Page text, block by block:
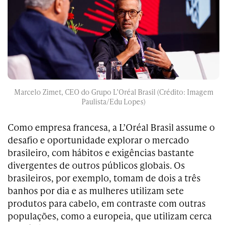
Marcelo Zimet, CEO do Grupo L’Oréal Brasil (Crédito: Imagem
Paulista/Edu Lopes)
Como empresa francesa, a L’Oréal Brasil assume o
desafio e oportunidade explorar o mercado
brasileiro, com hábitos e exigências bastante
divergentes de outros públicos globais. Os
brasileiros, por exemplo, tomam de dois a três
banhos por dia e as mulheres utilizam sete
produtos para cabelo, em contraste com outras
populações, como a europeia, que utilizam cerca